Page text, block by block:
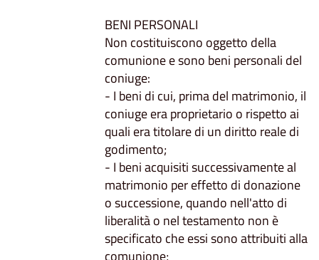
BENI PERSONALI
Non costituiscono oggetto della
comunione e sono beni personali del
coniuge:
- I beni di cui, prima del matrimonio, il
coniuge era proprietario o rispetto ai
quali era titolare di un diritto reale di
godimento;
- I beni acquisiti successivamente al
matrimonio per effetto di donazione
o successione, quando nell'atto di
liberalità o nel testamento non è
specificato che essi sono attribuiti alla